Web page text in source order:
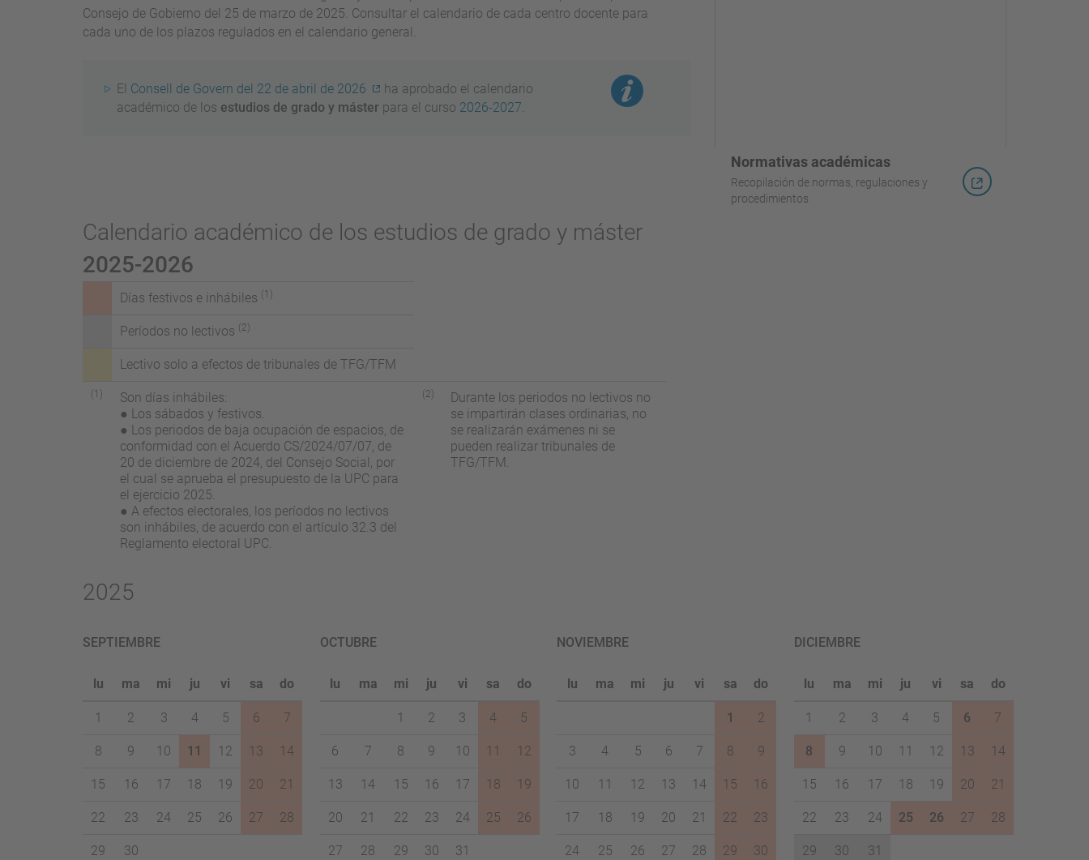
Consejo de Gobierno del 25 de marzo de 2025. Consultar el calendario de cada centro docente para
cada uno de los plazos regulados en el calendario general.
El Consell de Govern del 22 de abril de 2026
ha aprobado el calendario
académico de los estudios de grado y máster para el curso 2026-2027.
Calendario académico de los estudios de grado y máster
2025-2026
Días festivos e inhábiles (1)
Períodos no lectivos (2)
Lectivo solo a efectos de tribunales de TFG/TFM
(1)
Son días inhábiles:
● Los sábados y festivos.
● Los periodos de baja ocupación de espacios, de
conformidad con el Acuerdo CS/2024/07/07, de
20 de diciembre de 2024, del Consejo Social, por
el cual se aprueba el presupuesto de la UPC para
el ejercicio 2025.
● A efectos electorales, los períodos no lectivos
son inhábiles, de acuerdo con el artículo 32.3 del
Reglamento electoral UPC.
(2)
Durante los periodos no lectivos no
se impartirán clases ordinarias, no
se realizarán exámenes ni se
pueden realizar tribunales de
TFG/TFM.
Normativas académicas
Recopilación de normas, regulaciones y
procedimientos
2025
SEPTIEMBRE
lu ma mi ju vi sa do
1 2 3 4 5 6 7
8 9 10 11 12 13 14
15 16 17 18 19 20 21
22 23 24 25 26 27 28
29 30
OCTUBRE
lu ma mi ju vi sa do
1 2 3 4 5
6 7 8 9 10 11 12
13 14 15 16 17 18 19
20 21 22 23 24 25 26
27 28 29 30 31
NOVIEMBRE
lu ma mi ju vi sa do
1 2
3 4 5 6 7 8 9
10 11 12 13 14 15 16
17 18 19 20 21 22 23
24 25 26 27 28 29 30
DICIEMBRE
lu ma mi ju vi sa do
1 2 3 4 5 6 7
8 9 10 11 12 13 14
15 16 17 18 19 20 21
22 23 24 25 26 27 28
29 30 31